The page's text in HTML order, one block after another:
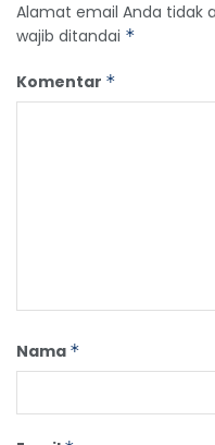
Alamat email Anda tidak
wajib ditandai *
Komentar *
Nama *